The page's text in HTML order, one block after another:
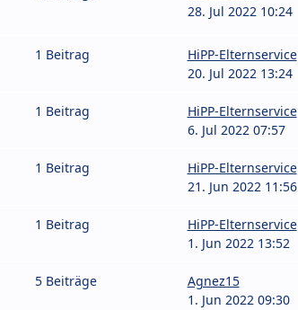
28. Jul 2022 10:24
1 Beitrag
HiPP-Elternservice
20. Jul 2022 13:24
1 Beitrag
HiPP-Elternservice
6. Jul 2022 07:57
1 Beitrag
HiPP-Elternservice
21. Jun 2022 11:56
1 Beitrag
HiPP-Elternservice
1. Jun 2022 13:52
5 Beiträge
Agnez15
1. Jun 2022 09:30